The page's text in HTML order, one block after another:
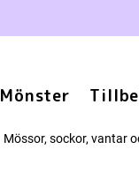
Mönster
Mössor, sockor, vantar